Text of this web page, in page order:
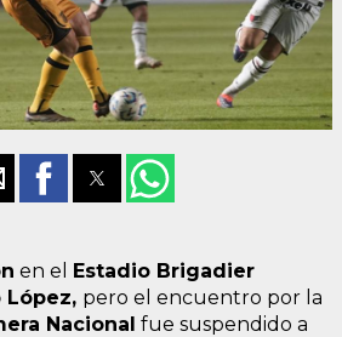
en el Estadio Brigadier
López, pero el encuentro por la
Nacional fue suspendido a